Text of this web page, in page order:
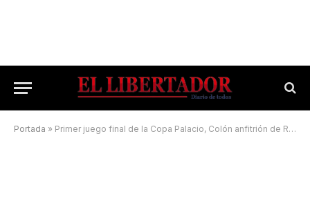
Portada » Primer juego final de la Copa Palacio, Colón anfitrión de Regatas Corrientes